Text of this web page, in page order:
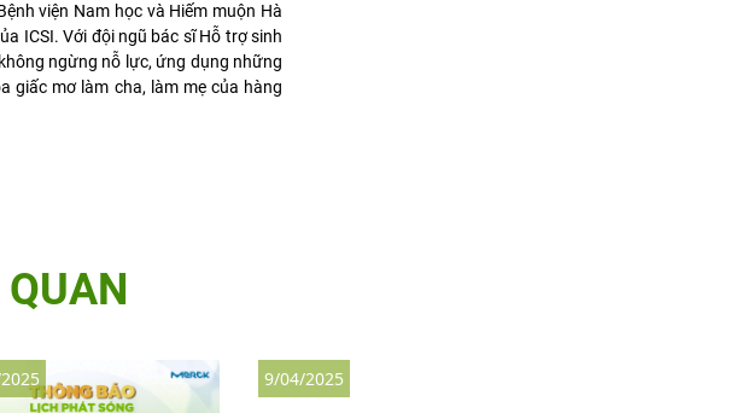
viện Nam học và Hiếm muộn Hà
ICSI. Với đội ngũ bác sĩ Hỗ trợ sinh
ngừng nỗ lực, ứng dụng những
giấc mơ làm cha, làm mẹ của hàng
9/04/2025